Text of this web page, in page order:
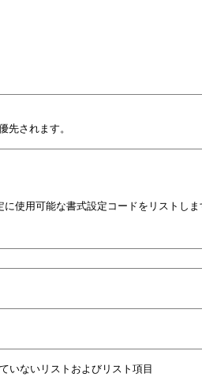
先されます。
使用可能な書式設定コードをリストしま
いないリストおよびリスト項目